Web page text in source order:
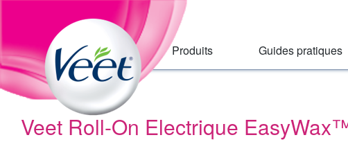
Navigation ,
Main
Content
Search
Accueil
Navigation Produits Guides pratiques
Veet Roll-On Electrique